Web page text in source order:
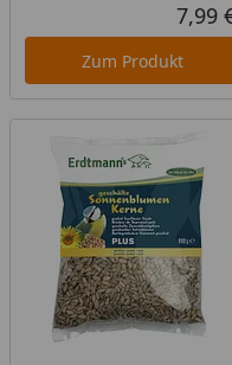
7,99
Zum Produkt